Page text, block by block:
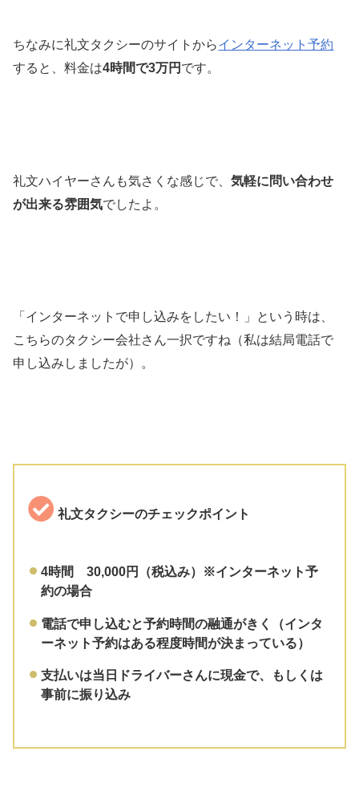
ちなみに礼文タクシーのサイトからインターネット予約
すると、料金は4時間で3万円 です。
礼文ハイヤーさんも気さくな感じで、気軽に問い合わせ
が出来る雰囲気でしたよ。
「インターネットで申し込みをしたい！」という時は、
こちらのタクシー会社さん一択ですね（私は結局電話で
申し込みしましたが）。
礼文タクシーのチェックポイント
4時間 30,000円（税込み）※インターネット予
約の場合
電話で申し込むと予約時間の融通がきく（インタ
ーネット予約はある程度時間が決まっている）
支払いは当日ドライバーさんに現金で、もしくは
事前に振り込み